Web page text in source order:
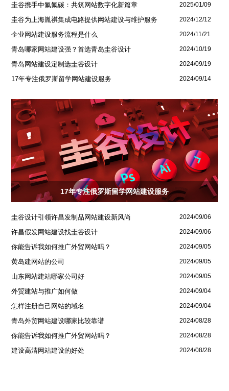
圭谷携手中氟氟碳：共筑网站数字化新篇章 2025/01/09
圭谷为上海胤祺集成电路提供网站建设与维护服务 2024/12/12
企业网站建设服务流程是什么 2024/11/21
青岛哪家网站建设强？首选青岛圭谷设计 2024/10/19
青岛网站建设定制选圭谷设计 2024/09/19
17年专注俄罗斯留学网站建设服务 2024/09/14
17年专注俄罗斯留学网站建设服务
圭谷设计引领许昌发制品网站建设新风尚 2024/09/06
许昌假发网站建设找圭谷设计 2024/09/06
你能告诉我如何推广外贸网站吗？ 2024/09/05
黄岛建网站的公司 2024/09/05
山东网站建站哪家公司好 2024/09/05
外贸建站与推广如何做 2024/09/04
怎样注册自己网站的域名 2024/09/04
青岛外贸网站建设哪家比较靠谱 2024/08/28
你能告诉我如何推广外贸网站吗？ 2024/08/28
建设高清网站建设的好处 2024/08/28